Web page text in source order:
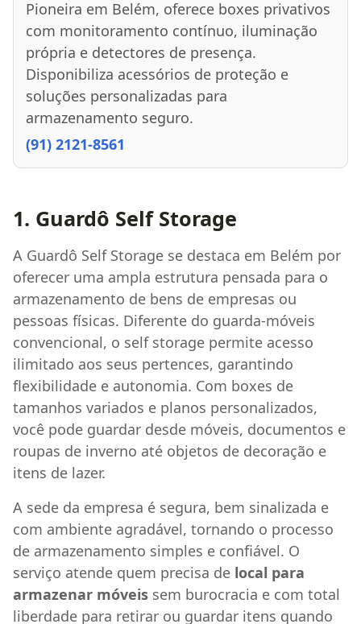
Pioneira em Belém, oferece boxes privativos
com monitoramento contínuo, iluminação
própria e detectores de presença.
Disponibiliza acessórios de proteção e
soluções personalizadas para
armazenamento seguro.
(91) 2121-8561
1. Guardô Self Storage
A Guardô Self Storage se destaca em Belém por
oferecer uma ampla estrutura pensada para o
armazenamento de bens de empresas ou
pessoas físicas. Diferente do guarda-móveis
convencional, o self storage permite acesso
ilimitado aos seus pertences, garantindo
flexibilidade e autonomia. Com boxes de
tamanhos variados e planos personalizados,
você pode guardar desde móveis, documentos e
roupas de inverno até objetos de decoração e
itens de lazer.
A sede da empresa é segura, bem sinalizada e
com ambiente agradável, tornando o processo
de armazenamento simples e confiável. O
serviço atende quem precisa de local para
armazenar móveis sem burocracia e com total
liberdade para retirar ou guardar itens quando